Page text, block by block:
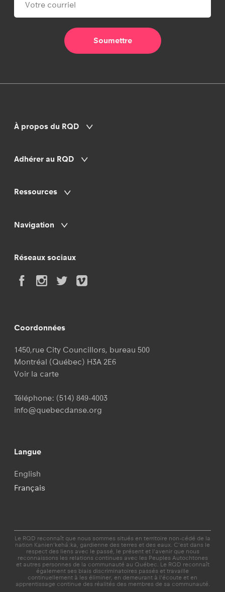
À propos du RQD
Adhérer au RQD
Ressources
Navigation
Réseaux sociaux
Coordonnées
1450,rue City Councillors, bureau 500
Montréal (Québec) H3A 2E6
Voir la carte
Téléphone: (514) 849-4003
info@quebecdanse.org
Langue
English
Français
Le RQD reconnaît que nous sommes situés en territoire non-cédé de la
nation Kanien'kehá:ka, gardienne des terres et des eaux. C’est dans le
respect des liens avec le passé, le présent et l'avenir que nous
reconnaissons les relations continues avec les Peuples Autochtones
et autres personnes de la communauté au Québec. Le RQD reconnaît
également ses biais discriminatoires passés et travaille
continuellement à les éliminer, en demeurant à l'écoute et en
apprentissage continue des réalités des membres de sa communauté.